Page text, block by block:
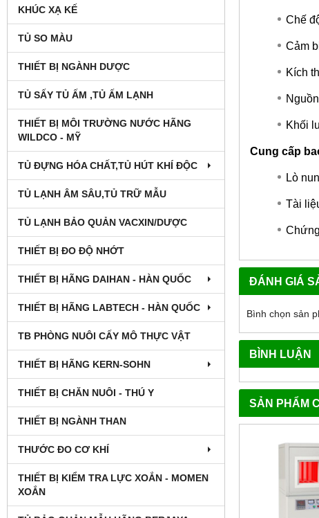
KHÚC XẠ KẾ
TỦ SO MÀU
THIẾT BỊ NGÀNH DƯỢC
TỦ SẤY TỦ ẤM ,TỦ ẤM LẠNH
THIẾT BỊ MÔI TRƯỜNG NƯỚC HÃNG
WILDCO - MỸ
TỦ ĐỰNG HÓA CHẤT,TỦ HÚT KHÍ ĐỘC
TỦ LẠNH ÂM SÂU,TỦ TRỮ MẪU
TỦ LẠNH BẢO QUẢN VACXIN/DƯỢC
THIẾT BỊ ĐO ĐỘ NHỚT
THIẾT BỊ HÃNG DAIHAN - HÀN QUỐC
THIẾT BỊ HÃNG LABTECH - HÀN QUỐC
TB PHÒNG NUÔI CẤY MÔ THỰC VẬT
THIẾT BỊ HÃNG KERN-SOHN
THIẾT BỊ CHĂN NUÔI - THÚ Y
THIẾT BỊ NGÀNH THAN
THƯỚC ĐO CƠ KHÍ
THIẾT BỊ KIỂM TRA LỰC XOẮN - MOMEN
XOẮN
Chế
Cảm
Kích
Khối
Cung cấp
Lò
Tài
ĐÁNH GIÁ
Bình chọn sản
BÌNH LUẬN
SẢN PHẨM